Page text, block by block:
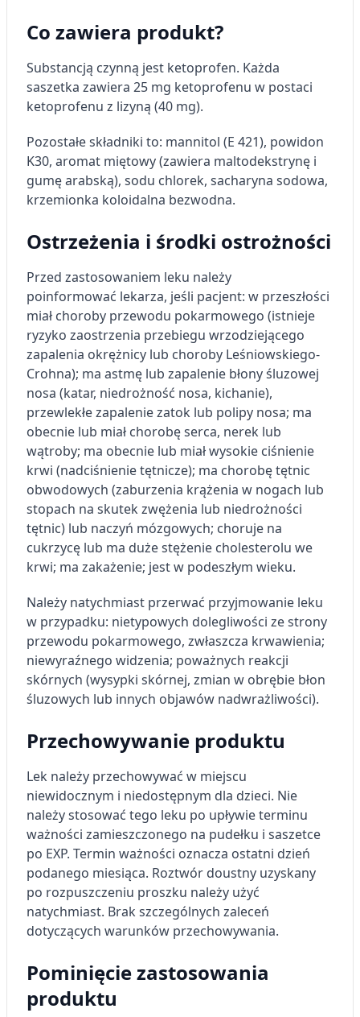
Co zawiera produkt?
Substancją czynną jest ketoprofen. Każda
saszetka zawiera 25 mg ketoprofenu w postaci
ketoprofenu z lizyną (40 mg).
Pozostałe składniki to: mannitol (E 421), powidon
K30, aromat miętowy (zawiera maltodekstrynę i
gumę arabską), sodu chlorek, sacharyna sodowa,
krzemionka koloidalna bezwodna.
Ostrzeżenia i środki ostrożności
Przed zastosowaniem leku należy
poinformować lekarza, jeśli pacjent: w przeszłości
miał choroby przewodu pokarmowego (istnieje
ryzyko zaostrzenia przebiegu wrzodziejącego
zapalenia okrężnicy lub choroby Leśniowskiego-
Crohna); ma astmę lub zapalenie błony śluzowej
nosa (katar, niedrożność nosa, kichanie),
przewlekłe zapalenie zatok lub polipy nosa; ma
obecnie lub miał chorobę serca, nerek lub
wątroby; ma obecnie lub miał wysokie ciśnienie
krwi (nadciśnienie tętnicze); ma chorobę tętnic
obwodowych (zaburzenia krążenia w nogach lub
stopach na skutek zwężenia lub niedrożności
tętnic) lub naczyń mózgowych; choruje na
cukrzycę lub ma duże stężenie cholesterolu we
krwi; ma zakażenie; jest w podeszłym wieku.
Należy natychmiast przerwać przyjmowanie leku
w przypadku: nietypowych dolegliwości ze strony
przewodu pokarmowego, zwłaszcza krwawienia;
niewyraźnego widzenia; poważnych reakcji
skórnych (wysypki skórnej, zmian w obrębie błon
śluzowych lub innych objawów nadwrażliwości).
Przechowywanie produktu
Lek należy przechowywać w miejscu
niewidocznym i niedostępnym dla dzieci. Nie
należy stosować tego leku po upływie terminu
ważności zamieszczonego na pudełku i saszetce
po EXP. Termin ważności oznacza ostatni dzień
podanego miesiąca. Roztwór doustny uzyskany
po rozpuszczeniu proszku należy użyć
natychmiast. Brak szczególnych zaleceń
dotyczących warunków przechowywania.
Pominięcie zastosowania
produktu